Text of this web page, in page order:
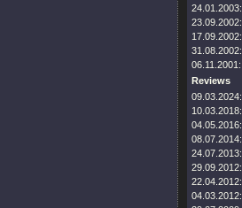
24.01.2003:
23.09.2002:
17.09.2002:
31.08.2002:
06.11.2001:
Reviews
09.03.2024:
10.03.2018:
04.05.2016:
08.07.2014:
24.07.2013:
29.09.2012:
22.04.2012:
04.03.2012: